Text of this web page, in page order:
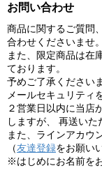
お問い合わせ
商品に関するご質問
合わせくださいませ。
また、限定商品は在
ております。
予めご了承ください
メールセキュリティ
２営業日以内に当店
しますが、 再送いた
また、ラインアカウ
（友達登録をお願い
※はじめにお名前を